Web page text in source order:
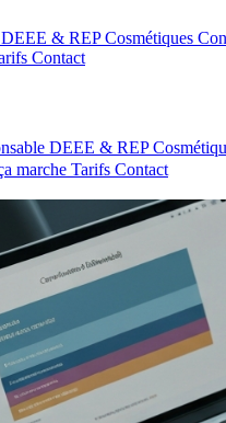
DEEE & REPCosmétiques
Contact
DEEE & REP
marche Tarifs Contact